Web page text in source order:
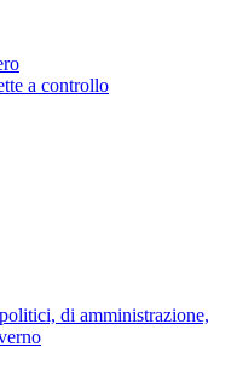
a controllo
di amministrazione,